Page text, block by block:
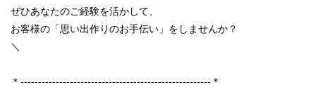
ぜひあなたのご経験を活かして、
お客様の「思い出作りのお手伝い」をしませんか？
＼
＊------------------------------------------------------＊